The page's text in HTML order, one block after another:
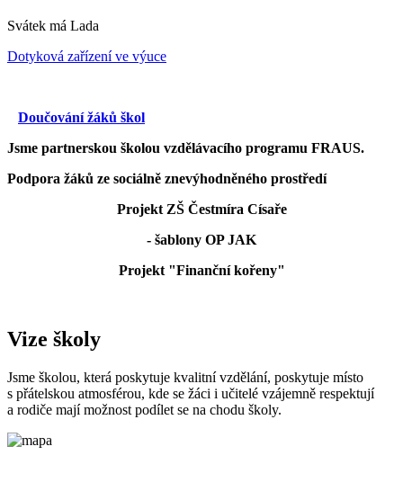
Svátek má Lada
Dotyková zařízení ve výuce
Doučování žáků škol
Jsme partnerskou školou vzdělávacího programu FRAUS.
Podpora žáků ze sociálně znevýhodněného prostředí
Projekt ZŠ Čestmíra Císaře
- šablony OP JAK
Projekt "Finanční kořeny"
Vize školy
Jsme školou, která poskytuje kvalitní vzdělání, poskytuje místo
s přátelskou atmosférou, kde se žáci i učitelé vzájemně respektují
a rodiče mají možnost podílet se na chodu školy.